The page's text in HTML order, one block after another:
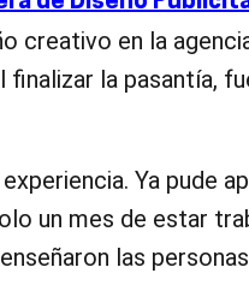
creativo en la
finalizar la pasantía,
Ya pude
un mes de estar
las